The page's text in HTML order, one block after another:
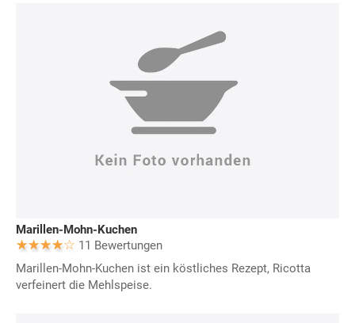
Marillen-Mohn-Kuchen
11 Bewertungen
Marillen-Mohn-Kuchen ist ein köstliches Rezept, Ricotta
verfeinert die Mehlspeise.